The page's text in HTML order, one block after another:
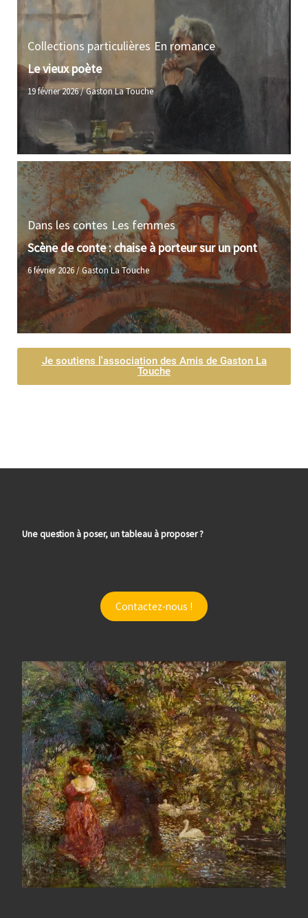
Collections particulières En romance
Le vieux poète
19 février 2026/Gaston La Touche
Dans les contes Les femmes
Scène de conte : chaise à porteur sur un pont
6 février 2026/Gaston La Touche
Je soutiens l'association des Amis de Gaston La
Touche
Une question à poser, un tableau à proposer ?
Contactez-nous !